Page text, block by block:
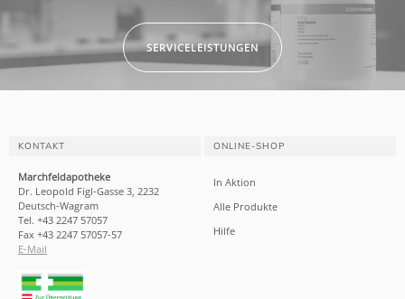
SERVICELEISTUNGEN
KONTAKT
Marchfeldapotheke
Dr. Leopold Figl-Gasse 3, 2232
Deutsch-Wagram
Tel. +43 2247 57057
Fax +43 2247 57057-57
E-Mail
ONLINE-SHOP
In Aktion
Alle Produkte
Hilfe